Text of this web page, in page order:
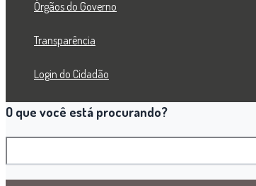
Órgãos do Governo
Transparência
Login do Cidadão
O que você está procurando?